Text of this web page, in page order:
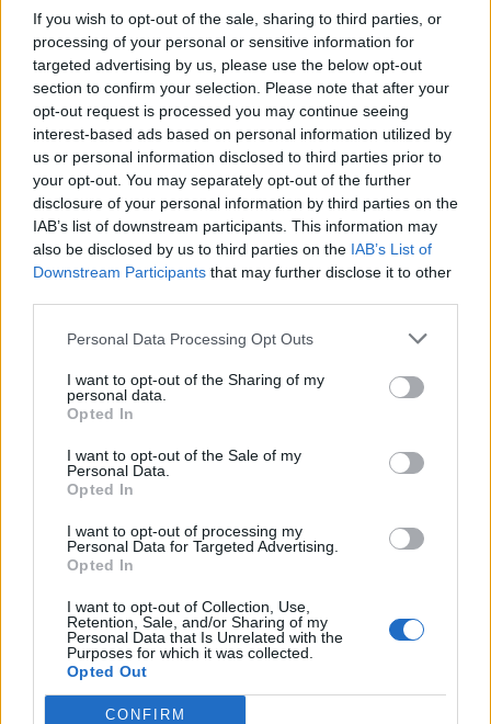
If you wish to opt-out of the sale, sharing to third parties, or
processing of your personal or sensitive information for
targeted advertising by us, please use the below opt-out
section to confirm your selection. Please note that after your
opt-out request is processed you may continue seeing
interest-based ads based on personal information utilized by
us or personal information disclosed to third parties prior to
your opt-out. You may separately opt-out of the further
disclosure of your personal information by third parties on the
IAB’s list of downstream participants. This information may
also be disclosed by us to third parties on the IAB’s List of
Downstream Participants that may further disclose it to other
Personal Data Processing Opt Outs
I want to opt-out of the Sharing of my
personal data.
Opted In
I want to opt-out of the Sale of my
Personal Data.
Opted In
I want to opt-out of processing my
Personal Data for Targeted Advertising.
Opted In
I want to opt-out of Collection, Use,
Retention, Sale, and/or Sharing of my
Personal Data that Is Unrelated with the
Purposes for which it was collected.
Opted Out
CONFIRM